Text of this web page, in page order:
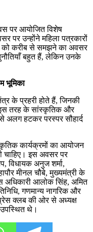
पर आयोजित विशेष
पर उन्होंने महिला पत्रकारों
को करीब से समझने का अवसर
बहुत हैं, लेकिन उनके
भूमिका
के प्रहरी होते हैं, जिनकी
इस तरह के सांस्कृतिक और
अलग हटकर परस्पर सौहार्द
कार्यक्रमों का आयोजन
चाहिए। इस अवसर पर
विधायक अनुज शर्मा,
मीनल चौबे, मुख्यमंत्री के
अधिकारी आलोक सिंह, अमित
गणमान्य नागरिक और
क्लब की ओर से अध्यक्ष
थे।